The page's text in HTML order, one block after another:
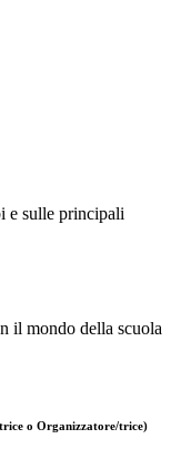
e sulle principali
il mondo della scuola
o Organizzatore/trice)